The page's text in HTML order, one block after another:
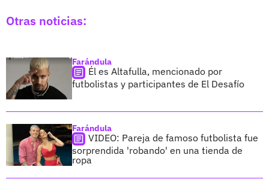
Otras noticias:
Farándula
Él es Altafulla, mencionado por
futbolistas y participantes de El Desafío
Farándula
VIDEO: Pareja de famoso futbolista fue
sorprendida 'robando' en una tienda de
ropa